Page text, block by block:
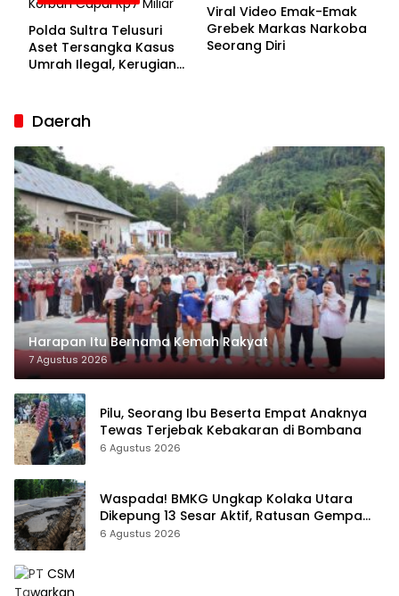
Polda Sultra Telusuri
Aset Tersangka Kasus
Umrah Ilegal, Kerugian
Viral Video Emak-Emak
Grebek Markas Narkoba
Seorang Diri
Daerah
Harapan Itu Bernama Kemah Rakyat
7 Agustus 2026
Pilu, Seorang Ibu Beserta Empat Anaknya
Tewas Terjebak Kebakaran di Bombana
6 Agustus 2026
Waspada! BMKG Ungkap Kolaka Utara
Dikepung 13 Sesar Aktif, Ratusan Gempa
Sudah Terekam
6 Agustus 2026